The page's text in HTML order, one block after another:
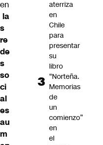
en
la
s
re
de
s
so
ci
al
es
au
m
aterriza
en
Chile
para
presentar
su
libro
“Norteña.
Memorias
de
un
comienzo”
en
el